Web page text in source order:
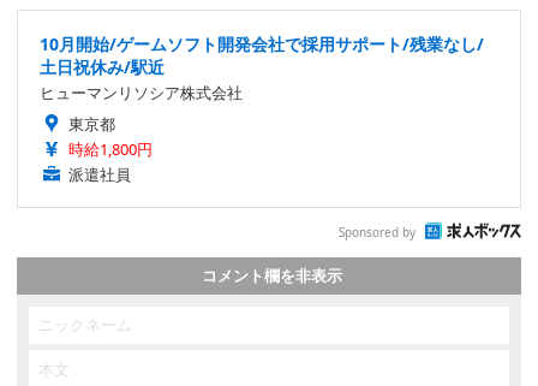
10月開始/ゲームソフト開発会社で採用サポート/残業なし/
土日祝休み/駅近
ヒューマンリソシア株式会社
東京都
時給1,800円
派遣社員
Sponsored by
コメント欄を非表示